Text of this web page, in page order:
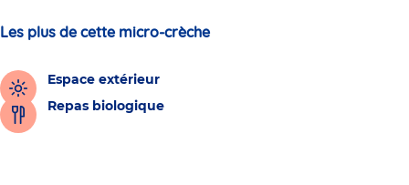
Les plus de cette micro-crèche
Espace extérieur
Repas biologique